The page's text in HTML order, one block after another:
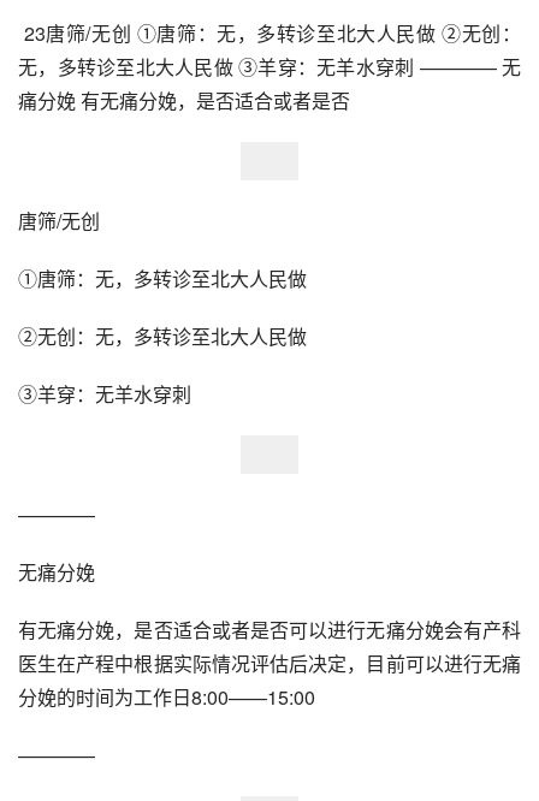
无，多转诊至北大人民做 ③羊穿：无羊水穿刺 ———— 无
痛分娩 有无痛分娩，是否适合或者是否
唐筛/无创
①唐筛：无，多转诊至北大人民做
②无创：无，多转诊至北大人民做
③羊穿：无羊水穿刺
————
无痛分娩
有无痛分娩，是否适合或者是否可以进行无痛分娩会有产科
医生在产程中根据实际情况评估后决定，目前可以进行无痛
分娩的时间为工作日8:00——15:00
————